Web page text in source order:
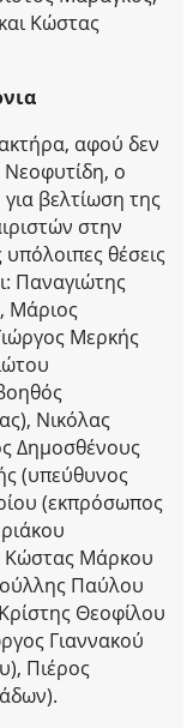
Κώστας
αφού δεν
ο
βελτίωση της
στην
θέσεις
Παναγιώτης
Μάριος
Μερκής
Νικόλας
Δημοσθένους
(υπεύθυνος
(εκπρόσωπος
Κώστας Μάρκου
Παύλου
Θεοφίλου
Γιαννακού
Πιέρος